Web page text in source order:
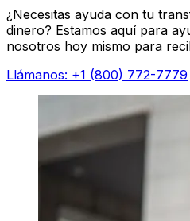
¿Necesitas ayuda con tu
dinero? Estamos aquí para
nosotros hoy mismo para
Llámanos: +1 (800) 772-7779